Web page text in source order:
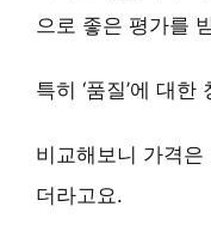
으로 좋은 평가를
특히 ‘품질’에 대
비교해보니 가격
더라고요.